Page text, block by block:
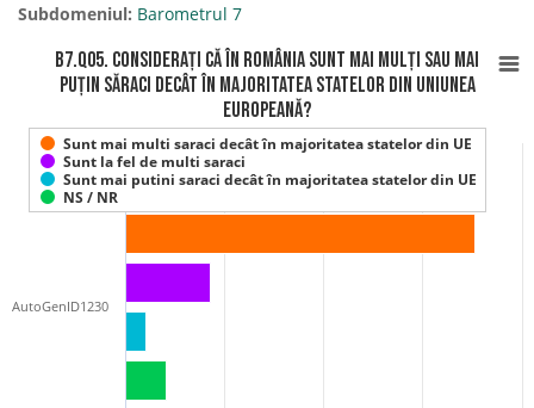
Subdomeniul: Barometrul 7
B7.Q05. Considerați că în România sunt mai mulți sau mai
puțin săraci decât în majoritatea statelor din Uniunea
Europeană?
Sunt mai multi saraci decât în majoritatea statelor din UE
Sunt la fel de multi saraci
Sunt mai putini saraci decât în majoritatea statelor din UE
NS / NR
AutoGenID1230